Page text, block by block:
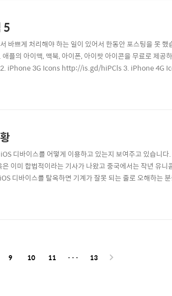
5
바쁘게 처리해야 하는 일이 있어서 한동안 포스팅을 못 했
플의 아이맥, 맥북, 아이폰, 아이팟 아이콘을 무료로 제공
iPhone 3G Icons http://is.gd/hiPCls 3. iPhone 4G
5. Apple Office Icons http://is.gd/nW7ZMU
디바이스를 어떻게 이용하고 있는지 보여주고 있습니
이미 합법적이라는 기사가 나왔고 중국에서는 작년 유니
디바이스를 탈옥하면 기계가 잘못 되는 줄로 오해하는
report
9 10 11 ··· 13